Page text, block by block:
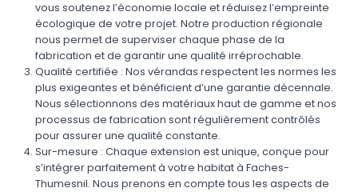
vous soutenez l’économie locale et réduisez l’empreinte
écologique de votre projet. Notre production régionale
nous permet de superviser chaque phase de la
fabrication et de garantir une qualité irréprochable.
Qualité certifiée : Nos vérandas respectent les normes les
plus exigeantes et bénéficient d’une garantie décennale.
Nous sélectionnons des matériaux haut de gamme et nos
processus de fabrication sont régulièrement contrôlés
pour assurer une qualité constante.
Sur-mesure : Chaque extension est unique, conçue pour
s’intégrer parfaitement à votre habitat à Faches-
Thumesnil. Nous prenons en compte tous les aspects de